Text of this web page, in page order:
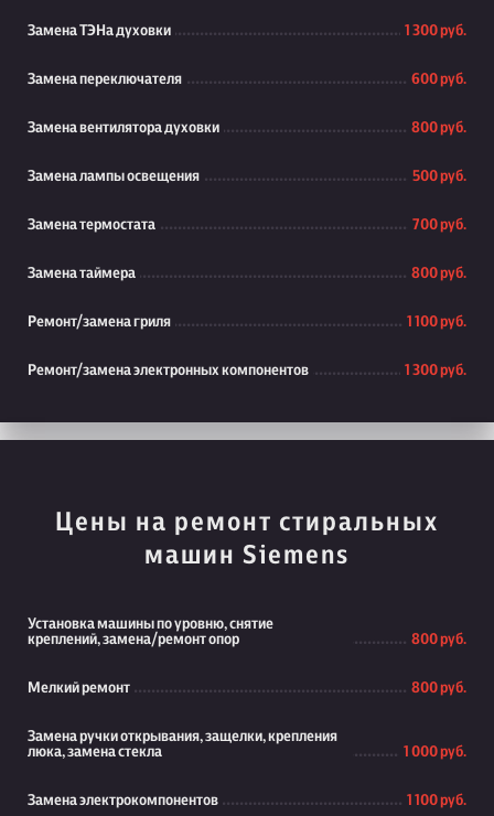
Замена ТЭНа духовки 1 300 руб.
Замена переключателя 600 руб.
Замена вентилятора духовки 800 руб.
Замена лампы освещения 500 руб.
Замена термостата 700 руб.
Замена таймера 800 руб.
Ремонт/замена гриля 1 100 руб.
Ремонт/замена электронных компонентов 1 300 руб.
Цены на ремонт стиральных
машин Siemens
Установка машины по уровню, снятие
креплений, замена/ремонт опор
800 руб.
Мелкий ремонт 800 руб.
Замена ручки открывания, защелки, крепления
люка, замена стекла
1 000 руб.
Замена электрокомпонентов 1 100 руб.